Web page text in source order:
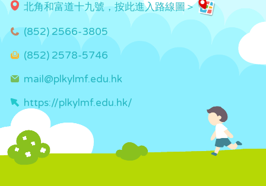
北角和富道十九號，按此進入路線圖＞
(852) 2566-3805
(852) 2578-5746
mail@plkylmf.edu.hk
https://plkylmf.edu.hk/